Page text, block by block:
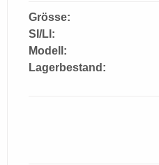
Grösse:
SI/LI:
Modell:
Lagerbestand: